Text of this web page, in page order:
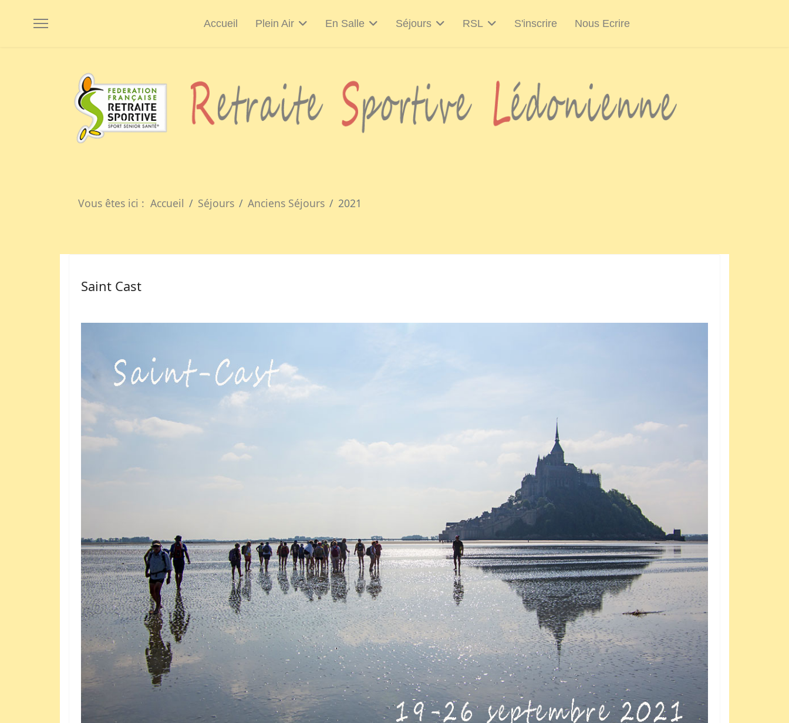
Accueil Plein Air En Salle Séjours RSL S'inscrire Nous Ecrire
Vous êtes ici : Accueil Séjours Anciens Séjours 2021
Saint Cast